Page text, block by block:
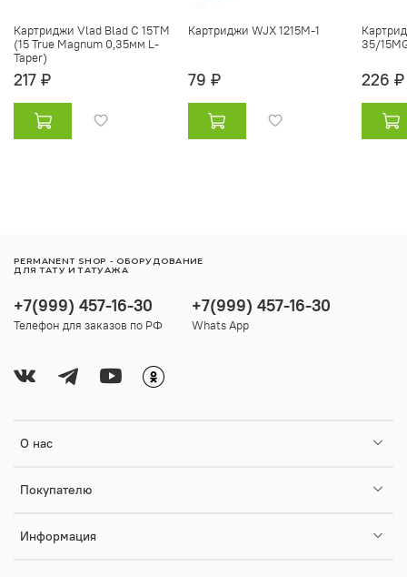
Картриджи Vlad Blad C 15TM
(15 True Magnum 0,35мм L-
Taper)
217 ₽
Картриджи WJX 1215M-1
79 ₽
35/
226 ₽
О нас
Покупателю
Информация
+7(999) 457-16-30
Телефон для заказов по РФ
+7(999) 457-16-30
Whats App
PERMANENT SHOP - ОБОРУДОВАНИЕ
ДЛЯ ТАТУ И ТАТУАЖА